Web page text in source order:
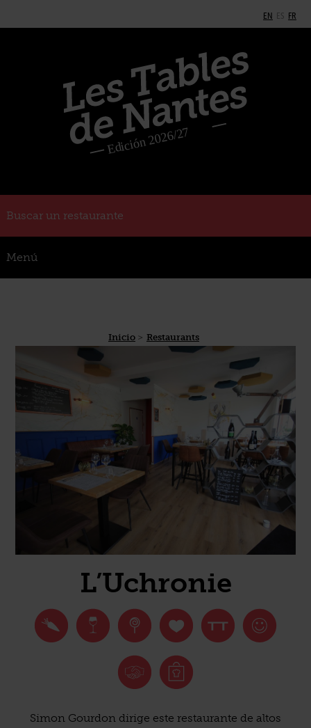
EN ES FR
Buscar un restaurante
Menú
Inicio Restaurants
L’Uchronie
Simon Gourdon dirige este restaurante de altos